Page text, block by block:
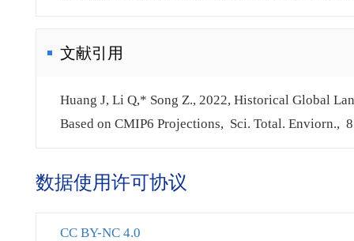
文献引用
Huang J, Li Q,* Song Z., 2022, Historical Global
Based on CMIP6 Projections, Sci. Total. Enviorn.,
数据使用许可协议
CC BY-NC 4.0